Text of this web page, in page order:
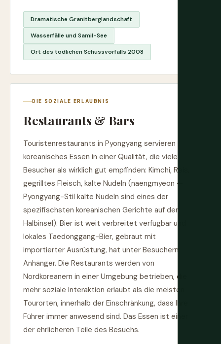
Dramatische Granitberglandschaft
Wasserfälle und Samil-See
Ort des tödlichen Schussvorfalls 2008
DIE SOZIALE ERLAUBNIS
Restaurants & Bars
Touristenrestaurants in Pyongyang servieren
koreanisches Essen in einer Qualität, die viele
Besucher als wirklich gut empfinden: Kimchi, Reis,
gegrilltes Fleisch, kalte Nudeln (naengmyeon —
Pyongyang-Stil kalte Nudeln sind eines der
spezifischsten koreanischen Gerichte auf der
Halbinsel). Bier ist weit verbreitet verfügbar und
lokales Taedonggang-Bier, gebraut mit
importierter Ausrüstung, hat unter Besuchern
Anhänger. Die Restaurants werden von
Nordkoreanern in einer Umgebung betrieben, die
mehr soziale Interaktion erlaubt als die meisten
Tourorten, innerhalb der Einschränkung, dass Ihre
Führer immer anwesend sind. Das Essen ist einer
der ehrlicheren Teile des Besuchs.